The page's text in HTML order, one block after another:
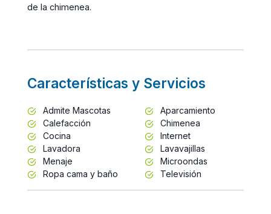
de la chimenea.
Características y Servicios
Admite Mascotas
Aparcamiento
Calefacción
Chimenea
Cocina
Internet
Lavadora
Lavavajillas
Menaje
Microondas
Ropa cama y baño
Televisión